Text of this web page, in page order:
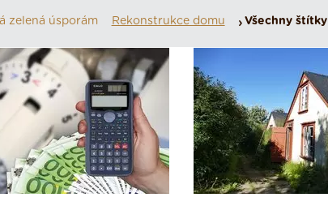
zelená úsporám Rekonstrukce domu Všechny štítky